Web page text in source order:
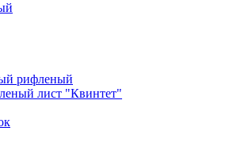
лист "Квинтет"